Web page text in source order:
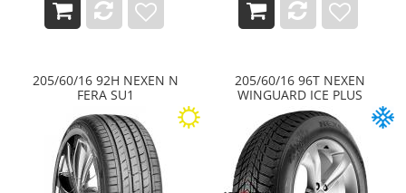
SPARE TIRE
STARMAXX
SWT
Tercelo
Tianli
Tigar
Titan
205/60/16 92H NEXEN N
FERA SU1
205/60/16 96T NEXEN
WINGUARD ICE PLUS